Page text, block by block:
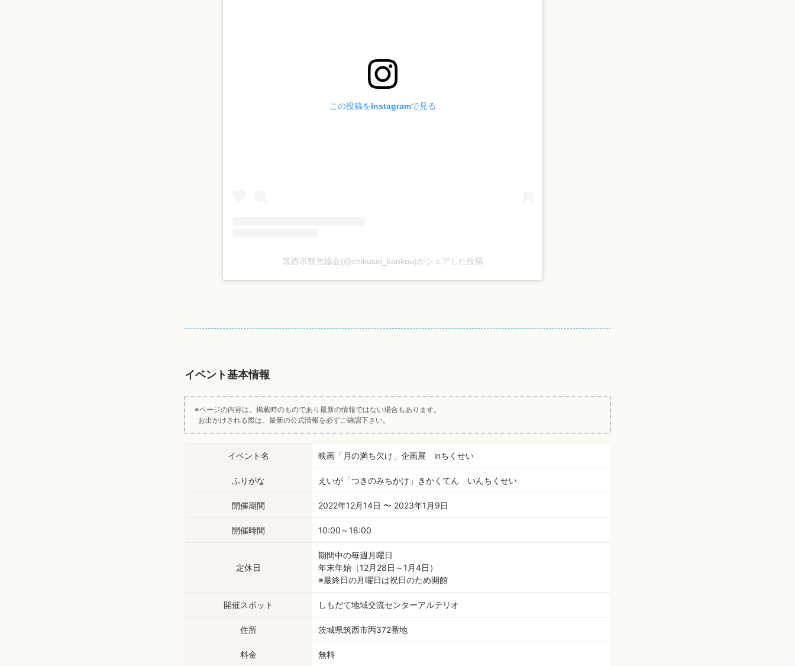
この投稿をInstagramで見る
筑西市観光協会(@chikusei_kankou)がシェアした投稿
イベント基本情報
ページの内容は、掲載時のものであり最新の情報ではない場合もあります。
お出かけされる際は、最新の公式情報を必ずご確認下さい。
イベント名 映画「月の満ち欠け」企画展 inちくせい
ふりがな えいが「つきのみちかけ」きかくてん いんちくせい
開催期間 2022年12月14日 〜 2023年1月9日
開催時間 10:00～18:00
定休日
期間中の毎週月曜日
年末年始（12月28日～1月4日）
※最終日の月曜日は祝日のため開館
開催スポット しもだて地域交流センターアルテリオ
住所 茨城県筑西市丙372番地
料金 無料